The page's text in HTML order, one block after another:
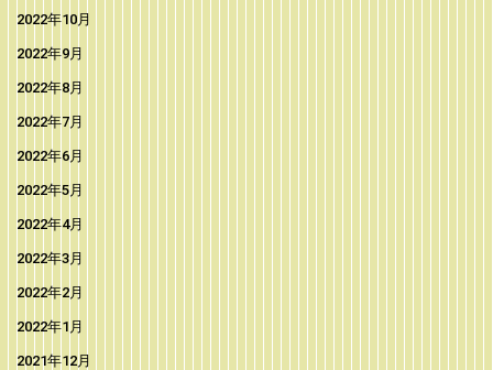
2022年10月
2022年9月
2022年8月
2022年7月
2022年6月
2022年5月
2022年4月
2022年3月
2022年2月
2022年1月
2021年12月